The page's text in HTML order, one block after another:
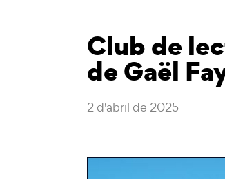
Club de
de Gaël
2 d'abril de 2025